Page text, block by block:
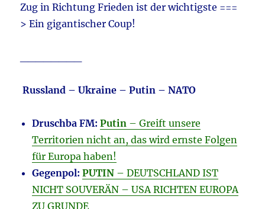
Zug in Richtung Frieden ist der wichtigste ===
> Ein gigantischer Coup!
Russland – Ukraine – Putin – NATO
Druschba FM: Putin – Greift unsere
Territorien nicht an, das wird ernste Folgen
für Europa haben!
Gegenpol: PUTIN – DEUTSCHLAND IST
NICHT SOUVERÄN – USA RICHTEN EUROPA
ZU GRUNDE